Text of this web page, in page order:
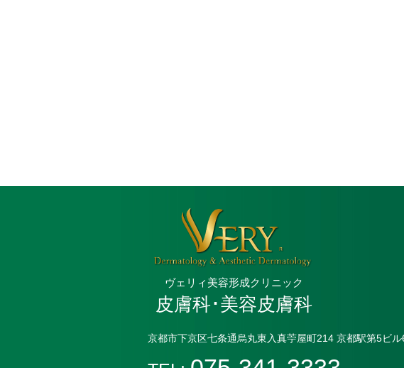
ヴェリィ美容形成クリニック
皮膚科･美容皮膚科
京都市下京区七条通烏丸東入真苧屋町214 京都駅第5ビル